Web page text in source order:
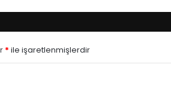
* ile işaretlenmişlerdir